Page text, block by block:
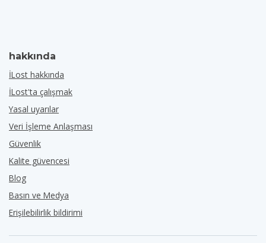
hakkında
İLost hakkında
İLost'ta çalışmak
Yasal uyarılar
Veri İşleme Anlaşması
Güvenlik
Kalite güvencesi
Blog
Basın ve Medya
Erişilebilirlik bildirimi